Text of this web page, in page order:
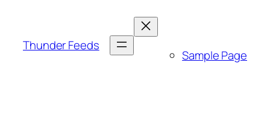
Thunder Feeds
Sample Page